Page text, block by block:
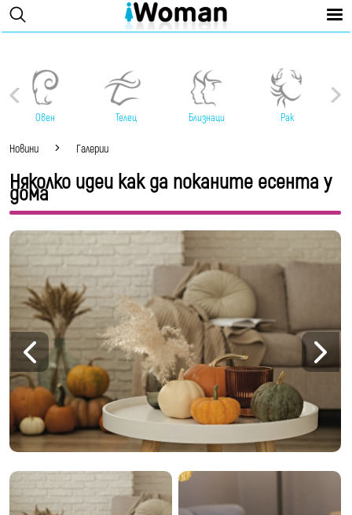
Овен Телец Близнаци Рак
Новини Галерии
Няколко идеи как да поканите есента у
дома